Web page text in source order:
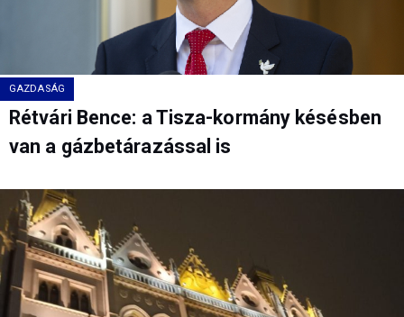
GAZDASÁG
Rétvári Bence: a Tisza-kormány késésben
van a gázbetárazással is